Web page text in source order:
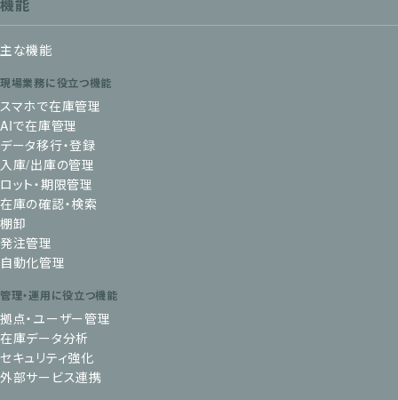
機能
主な機能
現場業務に役立つ機能
スマホで在庫管理
AIで在庫管理
データ移行・登録
入庫/出庫の管理
ロット・期限管理
在庫の確認・検索
棚卸
発注管理
自動化管理
管理・運用に役立つ機能
拠点・ユーザー管理
在庫データ分析
セキュリティ強化
外部サービス連携